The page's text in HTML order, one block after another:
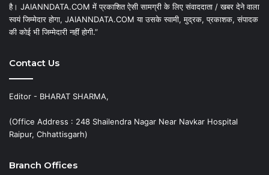
है। JAIANNDATA.COM में प्रकाशित ऐसी सामग्री के लिए संवाददाता / खबर देने वाला
स्वयं जिम्मेदार होगा, JAIANNDATA.COM या उसके स्वामी, मुद्रक, प्रकाशक, संपादक
की कोई भी जिम्मेदारी नहीं होगी.”
Contact Us
Editor - BHARAT SHARMA,
(Office Address : 248 Shailendra Nagar Near Navkar Hospital
Raipur, Chhattisgarh)
Branch Offices